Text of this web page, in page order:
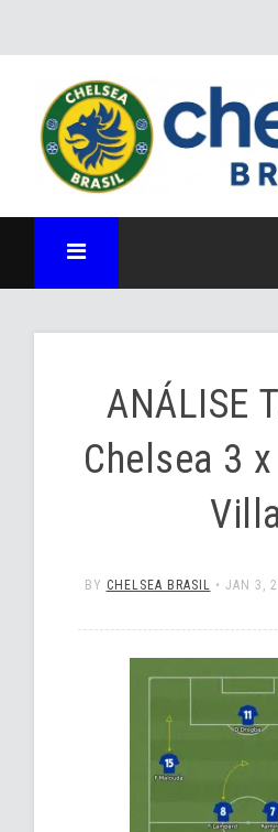
ANÁLISE
Chelsea 3
BY CHELSEA BRASIL • JAN 3,